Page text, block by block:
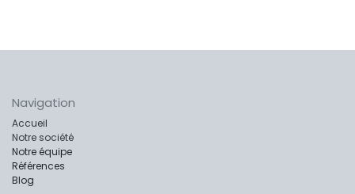
Navigation
Accueil
Notre société
Notre équipe
Références
Blog